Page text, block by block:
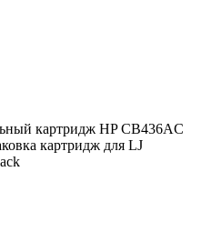
картридж HP CB436AC
картридж для LJ